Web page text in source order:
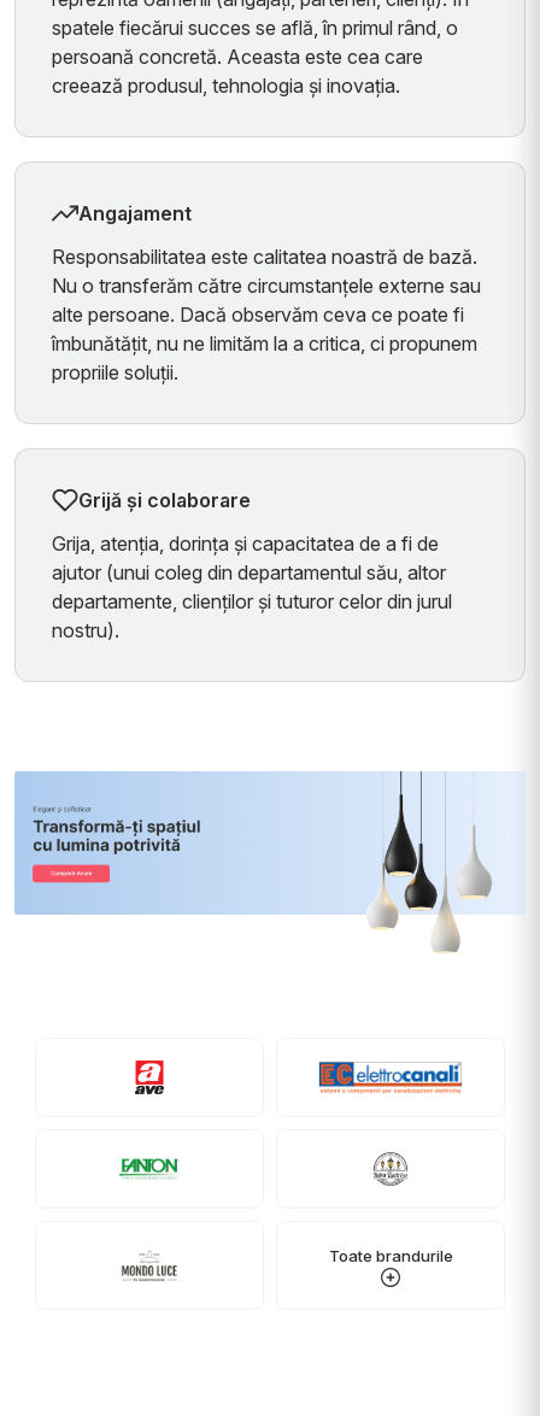
spatele fiecărui succes se află, în primul rând, o
persoană concretă. Aceasta este cea care
creează produsul, tehnologia și inovația.
Angajament
Responsabilitatea este calitatea noastră de bază.
Nu o transferăm către circumstanțele externe sau
alte persoane. Dacă observăm ceva ce poate fi
îmbunătățit, nu ne limităm la a critica, ci propunem
propriile soluții.
Grijă și colaborare
Grija, atenția, dorința și capacitatea de a fi de
ajutor (unui coleg din departamentul său, altor
departamente, clienților și tuturor celor din jurul
nostru).
Toate brandurile